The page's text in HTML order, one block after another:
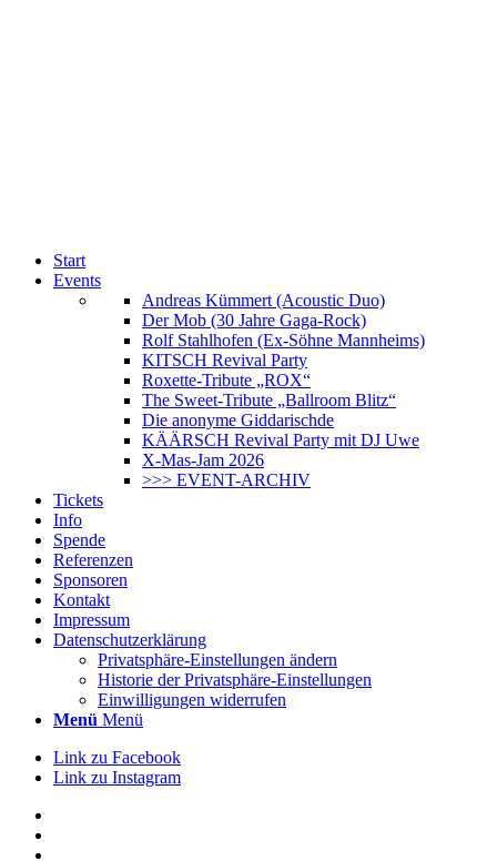
Start
Events
Andreas Kümmert (Acoustic Duo)
Der Mob (30 Jahre Gaga-Rock)
Rolf Stahlhofen (Ex-Söhne Mannheims)
KITSCH Revival Party
Roxette-Tribute „ROX“
The Sweet-Tribute „Ballroom Blitz“
Die anonyme Giddarischde
KÄÄRSCH Revival Party mit DJ Uwe
X-Mas-Jam 2026
>>> EVENT-ARCHIV
Tickets
Info
Spende
Referenzen
Sponsoren
Kontakt
Impressum
Datenschutzerklärung
Privatsphäre-Einstellungen ändern
Historie der Privatsphäre-Einstellungen
Einwilligungen widerrufen
Menü Menü
Link zu Facebook
Link zu Instagram